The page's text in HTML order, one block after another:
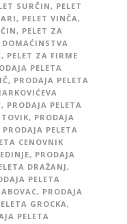
SURČIN, PELET
, PELET VINČA,
, PELET ZA
DOMAĆINSTVA
, PELET ZA FIRME
PELETA
, PRODAJA PELETA
, PRODAJA PELETA
, PRODAJA
PRODAJA PELETA
CENOVNIK
, PRODAJA
DRAŽANJ,
PELETA
, PRODAJA
GROCKA,
PELETA